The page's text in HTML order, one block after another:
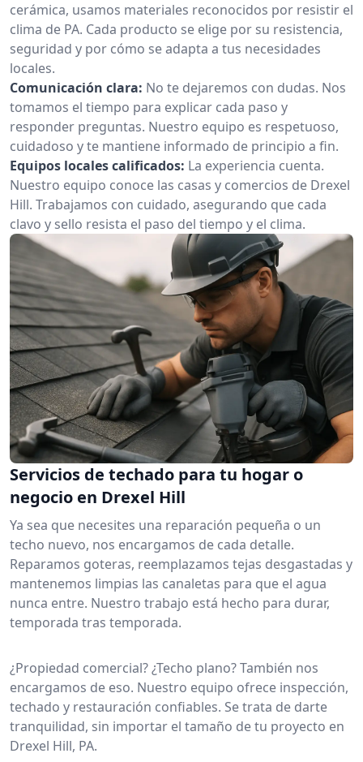
cerámica, usamos materiales reconocidos por resistir el
clima de PA. Cada producto se elige por su resistencia,
seguridad y por cómo se adapta a tus necesidades
locales.
Comunicación clara: No te dejaremos con dudas. Nos
tomamos el tiempo para explicar cada paso y
responder preguntas. Nuestro equipo es respetuoso,
cuidadoso y te mantiene informado de principio a fin.
Equipos locales calificados: La experiencia cuenta.
Nuestro equipo conoce las casas y comercios de Drexel
Hill. Trabajamos con cuidado, asegurando que cada
clavo y sello resista el paso del tiempo y el clima.
Servicios de techado para tu hogar o
negocio en Drexel Hill
Ya sea que necesites una reparación pequeña o un
techo nuevo, nos encargamos de cada detalle.
Reparamos goteras, reemplazamos tejas desgastadas y
mantenemos limpias las canaletas para que el agua
nunca entre. Nuestro trabajo está hecho para durar,
temporada tras temporada.
¿Propiedad comercial? ¿Techo plano? También nos
encargamos de eso. Nuestro equipo ofrece inspección,
techado y restauración confiables. Se trata de darte
tranquilidad, sin importar el tamaño de tu proyecto en
Drexel Hill, PA.